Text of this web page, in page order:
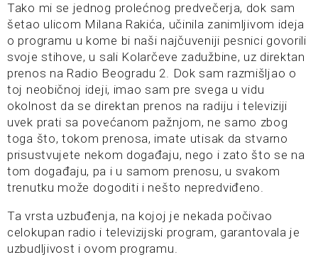
Tako mi se jednog prolećnog predvečerja, dok sam
šetao ulicom Milana Rakića, učinila zanimljivom ideja
o programu u kome bi naši najčuveniji pesnici govorili
svoje stihove, u sali Kolarčeve zadužbine, uz direktan
prenos na Radio Beogradu 2. Dok sam razmišljao o
toj neobičnoj ideji, imao sam pre svega u vidu
okolnost da se direktan prenos na radiju i televiziji
uvek prati sa povećanom pažnjom, ne samo zbog
toga što, tokom prenosa, imate utisak da stvarno
prisustvujete nekom događaju, nego i zato što se na
tom događaju, pa i u samom prenosu, u svakom
trenutku može dogoditi i nešto nepredviđeno.
Ta vrsta uzbuđenja, na kojoj je nekada počivao
celokupan radio i televizijski program, garantovala je
uzbudljivost i ovom programu.